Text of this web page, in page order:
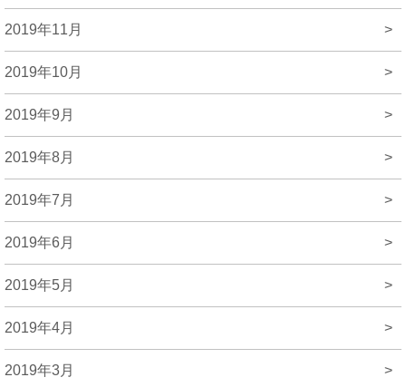
2019年11月 >
2019年10月 >
2019年9月 >
2019年8月 >
2019年7月 >
2019年6月 >
2019年5月 >
2019年4月 >
2019年3月 >